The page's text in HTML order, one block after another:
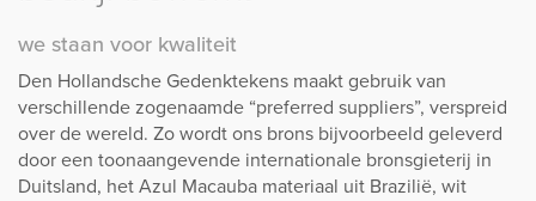
we staan voor kwaliteit
Den Hollandsche Gedenktekens maakt gebruik van
verschillende zogenaamde “preferred suppliers”, verspreid
over de wereld. Zo wordt ons brons bijvoorbeeld geleverd
door een toonaangevende internationale bronsgieterij in
Duitsland, het Azul Macauba materiaal uit Brazilië, wit